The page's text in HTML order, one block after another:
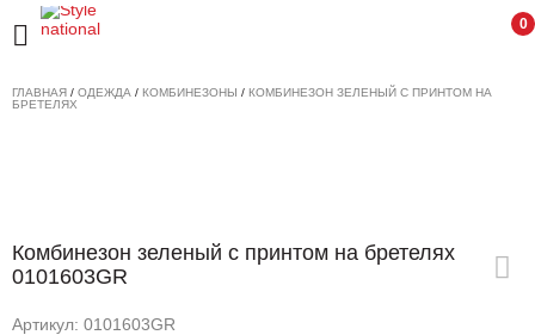
0
ГЛАВНАЯ / ОДЕЖДА / КОМБИНЕЗОНЫ / КОМБИНЕЗОН ЗЕЛЕНЫЙ С ПРИНТОМ НА
БРЕТЕЛЯХ
Комбинезон зеленый с принтом на бретелях
0101603GR
Артикул: 0101603GR